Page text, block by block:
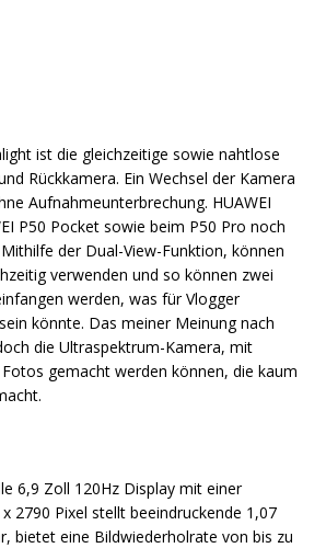
ist die gleichzeitige sowie nahtlose
Rückkamera. Ein Wechsel der Kamera
Aufnahmeunterbrechung. HUAWEI
P50 Pocket sowie beim P50 Pro noch
der Dual-View-Funktion, können
verwenden und so können zwei
werden, was für Vlogger
könnte. Das meiner Meinung nach
die Ultraspektrum-Kamera, mit
gemacht werden können, die kaum
6,9 Zoll 120Hz Display mit einer
2790 Pixel stellt beeindruckende 1,07
bietet eine Bildwiederholrate von bis zu